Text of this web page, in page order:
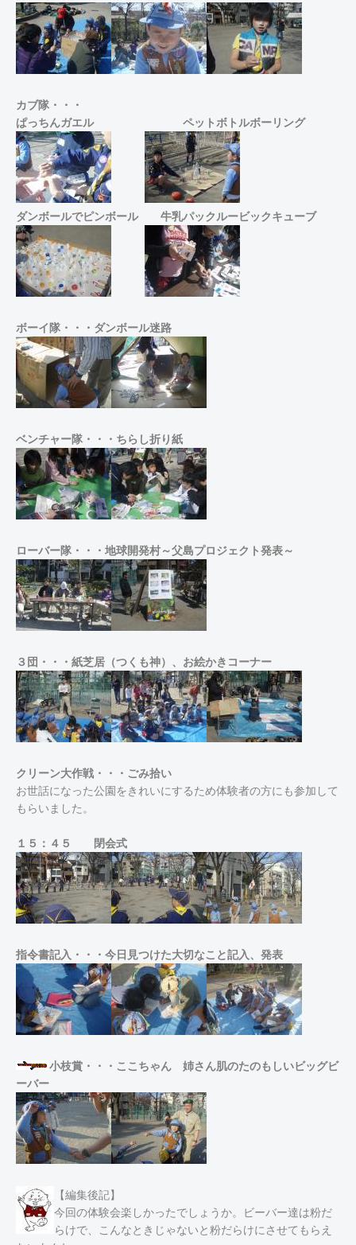
カブ隊・・・
ぱっちんガエル
ペットボトルボーリング
ダンボールでピンボール 牛乳パックルービックキューブ
ボーイ隊・・・ダンボール迷路
ベンチャー隊・・・ちらし折り紙
ローバー隊・・・地球開発村～父島プロジェクト発表～
３団・・・紙芝居（つくも神）、お絵かきコーナー
クリーン大作戦・・・ごみ拾い
お世話になった公園をきれいにするため体験者の方にも参加して
もらいました。
１５：４５ 閉会式
指令書記入・・・今日見つけた大切なこと記入、発表
小枝賞・・・ここちゃん 姉さん肌のたのもしいビッグビ
ーバー
【編集後記】
今回の体験会楽しかったでしょうか。ビーバー達は粉だ
らけで、こんなときじゃないと粉だらけにさせてもらえ